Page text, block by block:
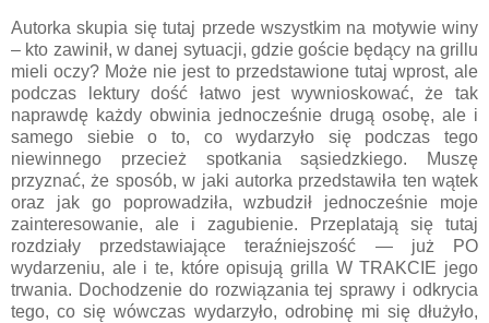
Autorka skupia się tutaj przede wszystkim na motywie winy
– kto zawinił, w danej sytuacji, gdzie goście będący na grillu
mieli oczy? Może nie jest to przedstawione tutaj wprost, ale
podczas lektury dość łatwo jest wywnioskować, że tak
naprawdę każdy obwinia jednocześnie drugą osobę, ale i
samego siebie o to, co wydarzyło się podczas tego
niewinnego przecież spotkania sąsiedzkiego. Muszę
przyznać, że sposób, w jaki autorka przedstawiła ten wątek
oraz jak go poprowadziła, wzbudził jednocześnie moje
zainteresowanie, ale i zagubienie. Przeplatają się tutaj
rozdziały przedstawiające teraźniejszość — już PO
wydarzeniu, ale i te, które opisują grilla W TRAKCIE jego
trwania. Dochodzenie do rozwiązania tej sprawy i odkrycia
tego, co się wówczas wydarzyło, odrobinę mi się dłużyło,